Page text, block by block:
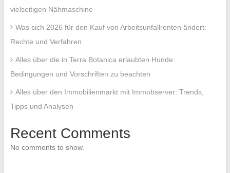
vielseitigen Nähmaschine
Was sich 2026 für den Kauf von Arbeitsunfallrenten ändert:
Rechte und Verfahren
Alles über die in Terra Botanica erlaubten Hunde:
Bedingungen und Vorschriften zu beachten
Alles über den Immobilienmarkt mit Immobserver: Trends,
Tipps und Analysen
Recent Comments
No comments to show.